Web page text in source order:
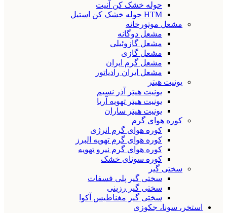
حوله خشک کن آنیت
HTM حوله خشک کن استیل
مشعل موتورخانه
مشعل دوگانه
مشعل گازوئیلی
مشعل گازی
مشعل گرم ایران
مشعل ایران رادیاتور
یونیت هیتر
یونیت هیتر آذر نسیم
یونیت هیتر تهویه آریا
یونیت هیتر ساران
کوره هوای گرم
کوره هوای گرم انرژی
کوره هوای گرم تهویه البرز
کوره هوای گرم نیرو تهویه
کوره سونای خشک
سختی گیر
سختی گیر پلی فسفات
سختی گیر رزینی
سختی گیر مغناطیس آکوا
استخر، سونا، جکوزی